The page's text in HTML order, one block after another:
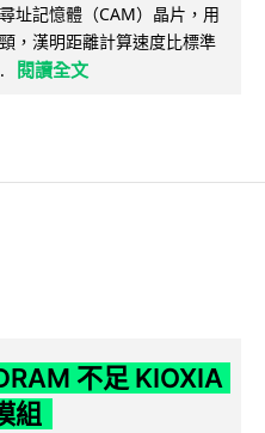
址記憶體（CAM）晶片，用
，漢明距離計算速度比標準
閱讀全文
不足 KIOXIA
組